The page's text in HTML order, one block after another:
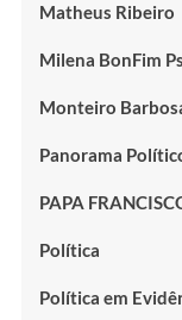
Matheus Ribeiro
Milena BonFim
Monteiro
Panorama
PAPA
Política
Política em